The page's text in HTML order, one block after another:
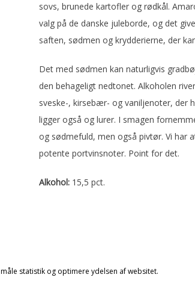
statistik og optimere ydelsen af websitet.
sovs, brunede kartofler og rødkål.
valg på de danske juleborde, og det
saften, sødmen og krydderierne, der
Det med sødmen kan naturligvis
den behageligt nedtonet. Alkoholen
sveske-, kirsebær- og vaniljenoter, der
ligger også og lurer. I smagen
og sødmefuld, men også pivtør. Vi har
potente portvinsnoter. Point for det.
Alkohol: 15,5 pct.